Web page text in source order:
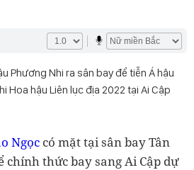
Phương Nhi ra sân bay để tiễn Á hậu
Hoa hậu Liên lục địa 2022 tại Ai Cập
Ngọc có mặt tại sân bay Tân
chính thức bay sang Ai Cập dự